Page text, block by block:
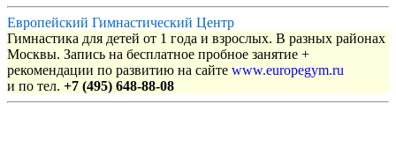
Европейский Гимнастический Центр
Гимнастика для детей от 1 года и взрослых. В разных районах
Москвы. Запись на бесплатное пробное занятие +
рекомендации по развитию на сайте www.europegym.ru
и по тел. +7 (495) 648-88-08